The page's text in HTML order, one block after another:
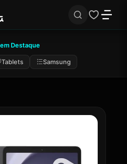
Destaque
Tablets Samsung